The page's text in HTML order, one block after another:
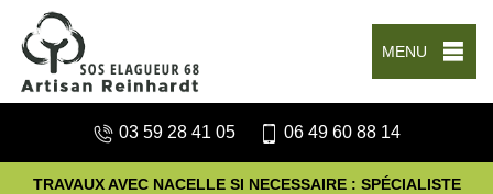
MENU
03 59 28 41 05 06 49 60 88 14
TRAVAUX AVEC NACELLE SI NECESSAIRE : SPÉCIALISTE